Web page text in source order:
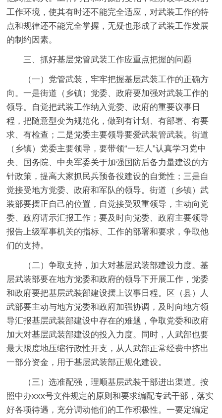
工作环境，使其有时还不能完全适应，对武装工作的特
点和规律还不能完全掌握，无疑也形成了武装工作发展
的制约因素。
三、抓好基层党管武装工作应重点把握的问题
（一）党管武装，牢牢把握基层武装工作的正确方
向。一是街道（乡镇）党委、政府要加强对武装工作的
领导。自觉把武装工作纳入党委、政府的重要议事日
程，把随意型变为规范化，做到有计划、有部署、有要
求、有检查；二是党委主要领导要爱武装管武装。街道
（乡镇）党委主要领导，要带领“一班人”认真学习党中
央、国务院、中央军委关于加强国防后备力量建设的方
针政策，提高大家抓民兵预备役建设的自觉性；三是自
觉接受地方党委、政府和军队的领导。街道（乡镇）武
装部要摆正自己的位置，自觉接受双重领导，主动向党
委、政府请示汇报工作；要及时向党委、政府主要领导
报告上级军事机关的指标、工作的部署和要求，争取他
们的支持。
（二）争取支持，加大对基层武装部建设力度。基
层武装部要在地方党委和政府的领导下开展工作，党委
和政府要把基层武装部建设摆上议事日程。区（县）人
武部要主动与地方党委和政府加强协调，及时向地方领
导汇报基层武装部建设中存在的难题，争取党委和政府
加大对基层武装部建设的投入力度。同时，人武部也要
最大限度地压缩行政性开支，从人武部正常经费中挤出
一部分资金，用于基层武装部正规化建设。
（三）选准配强，理顺基层武装干部进出渠道。按
照中办xxx号文件规定的原则和要求编配专武干部，落实
好各项待遇，充分调动他们的工作积极性。一要定编定